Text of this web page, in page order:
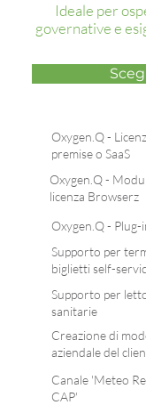
Ideale per
governative e
Oxygen.Q -
premise o SaaS
Oxygen.Q -
Supporto per
biglietti self-
Supporto per
sanitarie
Creazione di
aziendale del
Canale 'Meteo
CAP'
Oxygen.Q -
licenza Browserz